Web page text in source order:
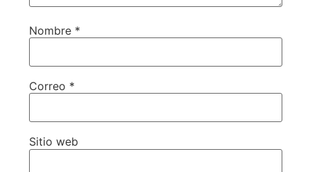
Nombre *
Correo *
Sitio web